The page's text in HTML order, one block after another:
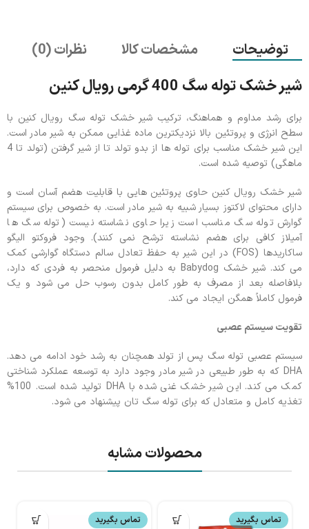
توضیحات مشخصات کالا نظرات (0)
شیر خشک توله سگ 400 گرمی رویال کنین
برای رشد مداوم و هماهنگ، ترکیب شیر خشک توله سگ رویال کنین با
سطح انرژی و پروتئین بالا نزدیکترین ماده غذایی ممکن به شیر مادر است.
این شیر خشک مناسب برای توله ها از بدو تولد تا از شیر گرفتن (تولد تا 4
ماهگی) توصیه شده است.
شیر خشک رویال کنین حاوی پروتئین هایی با قابلیت هضم آسان است و
دارای محتوای لاکتوز بسیار شبیه به شیر مادر است. به خصوص برای سیستم
گوارش توله سگ مناسب است زیرا حاوی نشاسته نیست (توله سگ ها
آمیلاز کافی برای هضم نشاسته ترشح نمی کنند). وجود فروکتو الیگو
ساکاریدها (FOS) در این شیر به حفظ تعادل سالم دستگاه گوارشی کمک
می کند. شیر خشک Babydog به دلیل فرمول منحصر به فردی که دارد،
بلافاصله بعد از مصرف به طور کامل بدون رسوب حل می شود و یک
فرمول کاملاً همگن ایجاد می کند.
تقویت سیستم عصبی
سیستم عصبی توله سگ پس از تولد همچنان به رشد خود ادامه می دهد.
DHA که به طور طبیعی در شیر مادر وجود دارد به توسعه عملکرد شناختی
کمک می کند. این شیر خشک غنی شده با DHA تولید شده است. 100%
تغذیه کامل و متعادل که برای توله سگ تان پیشنهاد می شود.
محصولات مشابه
تماس بگیرید تماس بگیرید